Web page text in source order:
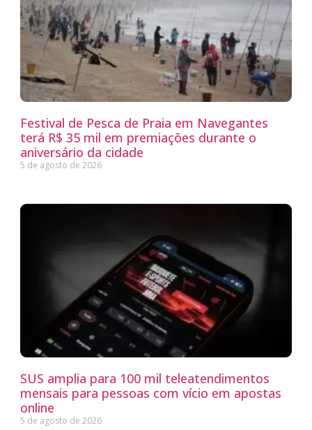
Festival de Pesca de Praia em Navegantes
terá R$ 35 mil em premiações durante o
aniversário da cidade
5 de agosto de 2026
SUS amplia para 100 mil teleatendimentos
mensais para pessoas com vício em apostas
online
5 de agosto de 2026